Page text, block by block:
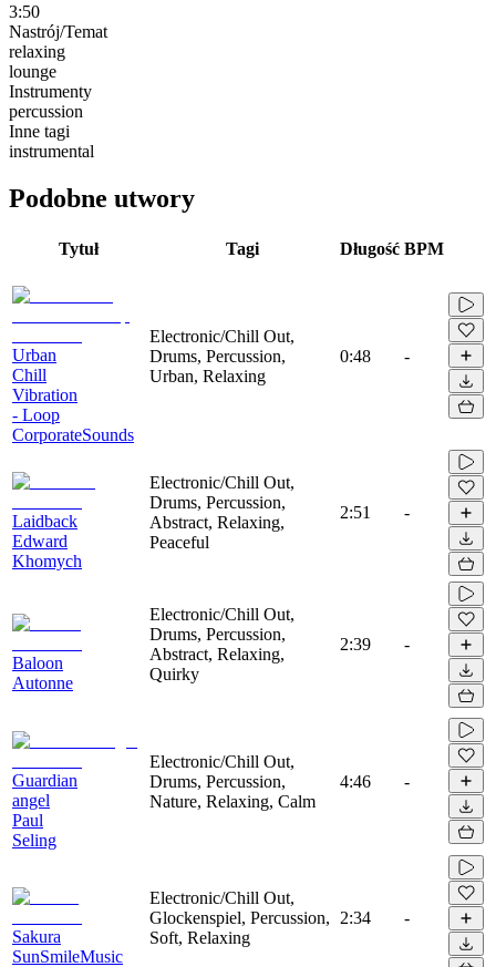
3:50
Nastrój/Temat
relaxing
lounge
Instrumenty
percussion
Inne tagi
instrumental
Podobne utwory
Tytuł Tagi Długość BPM
Urban
Chill
Vibration
- Loop
CorporateSounds
Electronic/Chill Out,
Drums, Percussion,
Urban, Relaxing
0:48 -
Laidback
Edward
Khomych
Electronic/Chill Out,
Drums, Percussion,
Abstract, Relaxing,
Peaceful
2:51 -
Baloon
Autonne
Electronic/Chill Out,
Drums, Percussion,
Abstract, Relaxing,
Quirky
2:39 -
Guardian
angel
Paul
Seling
Electronic/Chill Out,
Drums, Percussion,
Nature, Relaxing, Calm
4:46 -
Sakura
SunSmileMusic
Electronic/Chill Out,
Glockenspiel, Percussion,
Soft, Relaxing
2:34 -